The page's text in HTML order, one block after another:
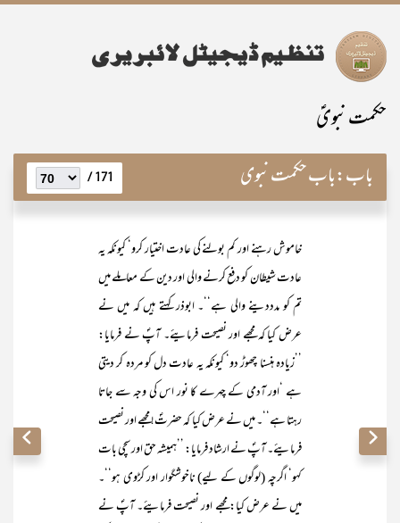
حکمت نبویؑ
باب:باب حکمت نبوی 171 /
خاموش رہنے اور کم بولنے کی عادت اختیار کرو‘ کیونکہ یہ
عادت شیطان کو دفع کرنے والی اور دین کے معاملے میں
تم کو مدددینے والی ہے‘‘۔ ابوذر کہتے ہیں کہ میں نے
عرض کیا کہ مجھے اور نصیحت فرمایئے۔ آپؐ نے فرمایا:
’’زیادہ ہنسنا چھوڑ دو‘ کیونکہ یہ عادت دل کو مردہ کر دیتی
ہے ‘اور آدمی کے چہرے کا نور اس کی وجہ سے جاتا
رہتا ہے‘‘۔ میں نے عرض کیا کہ حضرتؐ! مجھے اور نصیحت
فرمایئے۔ آپؐ نے ارشاد فرمایا: ’’ہمیشہ حق اور سچی بات
کہو‘ اگرچہ (لوگوں کے لیے) ناخوشگوار اور کڑوی ہو‘‘۔
میں نے عرض کیا: مجھے اور نصیحت فرمایئے۔ آپؐ نے